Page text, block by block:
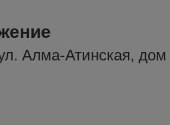
Алма-Атинская,